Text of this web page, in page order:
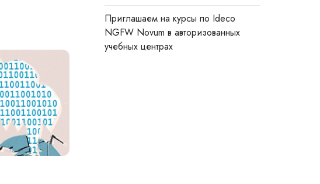
Приглашаем на курсы по Ideco
NGFW Novum в авторизованных
учебных центрах